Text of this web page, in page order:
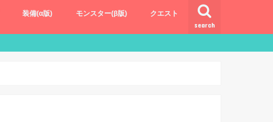
search
装備(α版) モンスター(β版) クエスト